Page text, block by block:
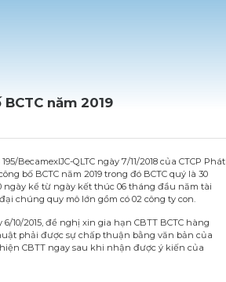
năm 2019
BecamexIJC-QLTC ngày 7/11/2018 của CTCP Phát
bố BCTC năm 2019 trong đó BCTC quý là 30
ngày kể từ ngày kết thúc 06 tháng đầu năm tài
chúng quy mô lớn gồm có 02 công ty con.
10/2015, đề nghị xin gia hạn CBTT BCTC hàng
phải được sự chấp thuận bằng văn bản của
CBTT ngay sau khi nhận được ý kiến của